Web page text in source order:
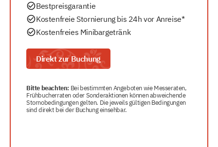
Bestpreisgarantie
Kostenfreie Stornierung bis 24h vor Anreise*
Kostenfreies Minibargetränk
Direkt zur Buchung
Bitte beachten: Bei bestimmten Angeboten wie Messeraten,
Frühbucherraten oder Sonderaktionen können abweichende
Stornobedingungen gelten. Die jeweils gültigen Bedingungen
sind direkt bei der Buchung einsehbar.